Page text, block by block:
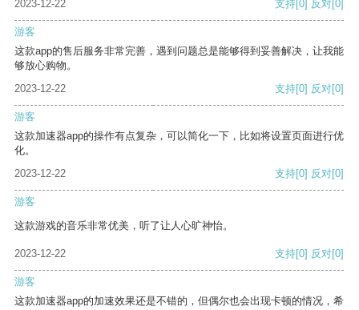
2023-12-22 支持[0] 反对[0]
游客
这款app的售后服务非常完善，遇到问题总是能够得到妥善解决，让我能
够放心购物。
2023-12-22
支持[0] 反对[0]
游客
这款加速器app的操作有点复杂，可以简化一下，比如将设置页面进行优
化。
2023-12-22
支持[0] 反对[0]
游客
这款游戏的音乐非常优美，听了让人心旷神怡。
2023-12-22 支持[0] 反对[0]
游客
这款加速器app的加速效果还是不错的，但偶尔也会出现卡顿的情况，希